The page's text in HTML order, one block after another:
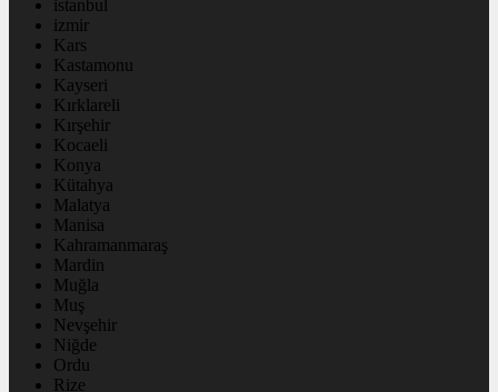
istanbul
izmir
Kars
Kastamonu
Kayseri
Kırklareli
Kırşehir
Kocaeli
Konya
Kütahya
Malatya
Manisa
Kahramanmaraş
Mardin
Muğla
Muş
Nevşehir
Niğde
Ordu
Rize